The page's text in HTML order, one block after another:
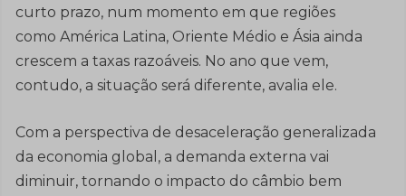
curto prazo, num momento em que regiões
como América Latina, Oriente Médio e Ásia ainda
crescem a taxas razoáveis. No ano que vem,
contudo, a situação será diferente, avalia ele.
Com a perspectiva de desaceleração generalizada
da economia global, a demanda externa vai
diminuir, tornando o impacto do câmbio bem